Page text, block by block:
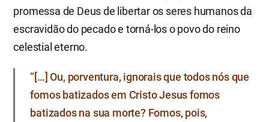
promessa de Deus de libertar os seres humanos da
escravidão do pecado e torná-los o povo do reino
celestial eterno.
“[…] Ou, porventura, ignorais que todos nós que
fomos batizados em Cristo Jesus fomos
batizados na sua morte? Fomos, pois,